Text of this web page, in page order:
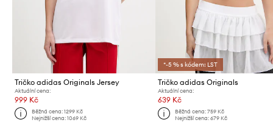
Tričko adidas Originals Jersey
Aktuální cena:
999 Kč
Běžná cena:1299 Kč
Nejnižší cena:1069 Kč
*-5 % s kódem: LST
Tričko adidas Originals
Aktuální cena:
639 Kč
Běžná cena: 759 Kč
Nejnižší cena: 679 Kč